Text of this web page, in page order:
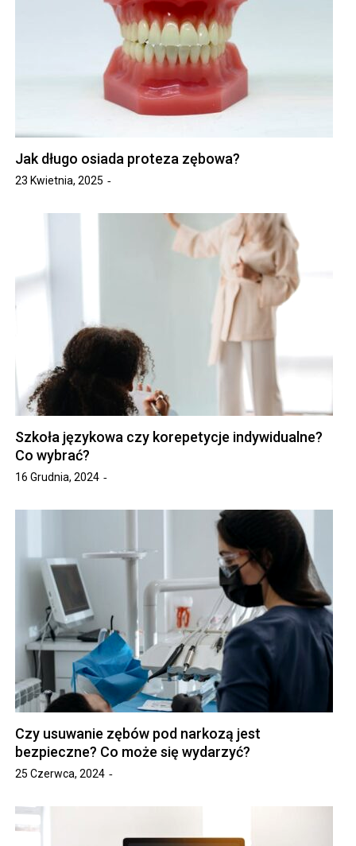
Jak długo osiada proteza zębowa?
23 Kwietnia, 2025
Szkoła językowa czy korepetycje indywidualne?
Co wybrać?
16 Grudnia, 2024
Czy usuwanie zębów pod narkozą jest
bezpieczne? Co może się wydarzyć?
25 Czerwca, 2024